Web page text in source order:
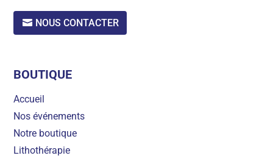
NOUS CONTACTER
BOUTIQUE
Accueil
Nos événements
Notre boutique
Lithothérapie